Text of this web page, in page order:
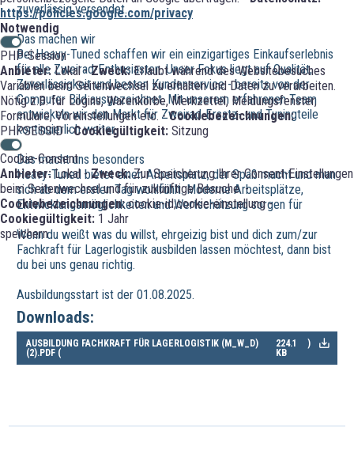
https://policies.google.com/privacy
Notwendig
PHP-Session
Anbieter: Lokal -Zweck:Erlaubt während des Websitebesuches
Variablen beim Seitenwechsel zu erhalten und Daten zu verarbeiten.
Nötig z.B. für Logins, Warenkörbe, Merkzettel, Meldungsfenster,
Formulare, Voreinstellungen etc. -Cookiebezeichnungen:
PHPSESSID -Cookiegültigkeit: Sitzung
Cookie-Consent
Anbieter:Lokal -Zweck:Zur Speicherung Ihrer Consent-Einstellungen
beim Seitenwechsel und für zukünftige Besuche. -
Cookiebezeichnungen:cookie-id;cookie-einstellung -
Cookiegültigkeit: 1 Jahr
speichern
zuverlässig versendet.
Das machen wir
Bei Heavy-Tuned schaffen wir ein einzigartiges Einkaufserlebnis
für alle Zweirad-Enthusiasten. Unser Fokus liegt auf Qualität,
Zuverlässigkeit und besten Kundenservice - bereits von der
Computer Bild ausgezeichnet. Mit unserem erfahrenen Team
entwickeln wir den Markt für Zweirad-Ersatz- und Tuningteile
kontinuierlich weiter.
Das macht uns besonders
Heavy-Tuned bietet einen Arbeitsplatz, der Spaß macht und man
sich ab dem ersten Tag wohlfühlt. Moderne Arbeitsplätze,
Entwicklungsmöglichkeiten und Wertschätzung sorgen für
Wenn du weißt was du willst, ehrgeizig bist und dich zum/zur
Fachkraft für Lagerlogistik ausbilden lassen möchtest, dann bist
du bei uns genau richtig.
Ausbildungsstart ist der 01.08.2025.
Downloads:
AUSBILDUNG FACHKRAFT FÜR LAGERLOGISTIK (M_W_D)
(2).PDF (
224.1
KB
)